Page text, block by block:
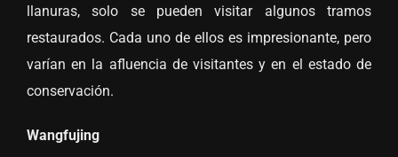
llanuras, solo se pueden visitar algunos tramos
restaurados. Cada uno de ellos es impresionante, pero
varían en la afluencia de visitantes y en el estado de
conservación.
Wangfujing